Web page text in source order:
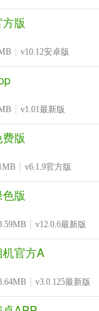
版
v10.12安卓版
v1.01最新版
版
v6.1.9官方版
版
v12.0.6最新版
官方A
v3.0.125最新版